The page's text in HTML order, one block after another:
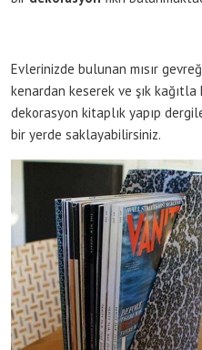
Evlerinizde bulunan mısır
kenardan keserek ve şık
dekorasyon kitaplık yapıp
bir yerde saklayabilirsiniz.